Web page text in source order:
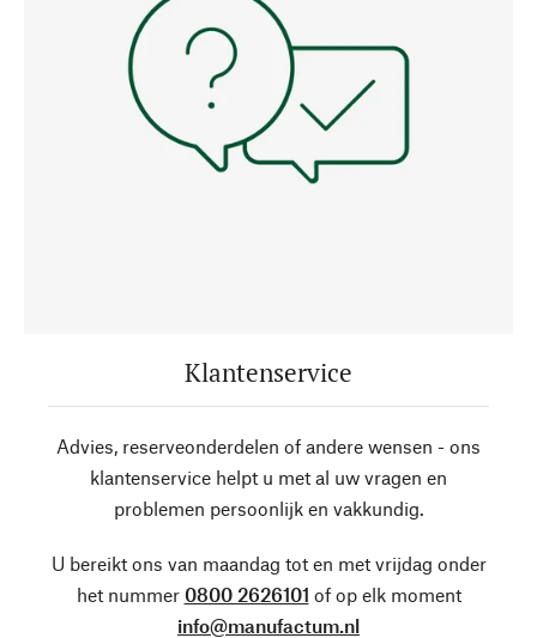
Klantenservice
Advies, reserveonderdelen of andere wensen - ons
klantenservice helpt u met al uw vragen en
problemen persoonlijk en vakkundig.
U bereikt ons van maandag tot en met vrijdag onder
het nummer 0800 2626101 of op elk moment
info@manufactum.nl